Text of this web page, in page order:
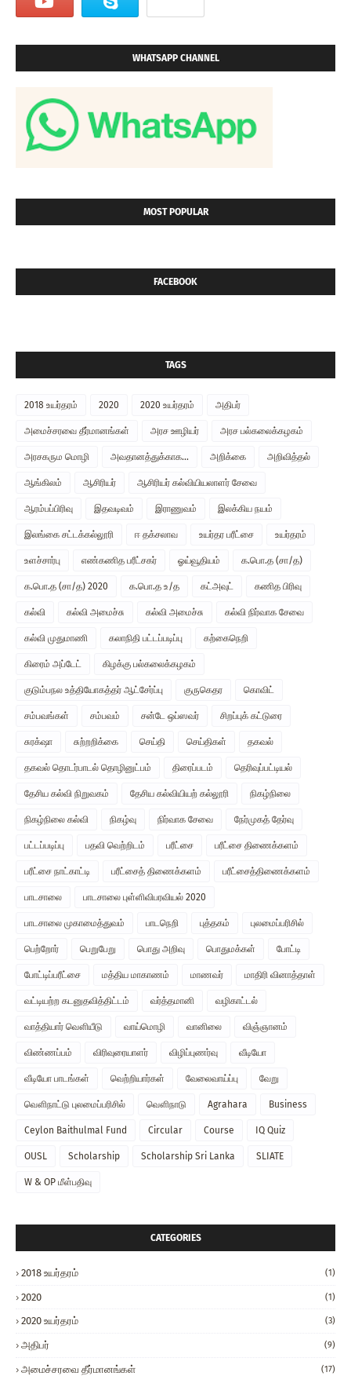
WHATSAPP CHANNEL
MOST POPULAR
FACEBOOK
TAGS
2018 உயர்தரம் 2020 2020 உயர்தரம் அதிபர்
அமைச்சரவை தீர்மானங்கள் அரச ஊழியர் அரச பல்கலைக்கழகம்
அரசகரும மொழி அவதானத்துக்காக... அறிக்கை அறிவித்தல்
ஆங்கிலம் ஆசிரியர் ஆசிரியர் கல்வியியலாளர் சேவை
ஆரம்பப்பிரிவு இதவடிவம் இராணுவம் இலக்கிய நயம்
இலங்கை சட்டக்கல்லூரி ஈ தக்சலாவ உயர்தர பரீட்சை உயர்தரம்
உளச்சார்பு எண்கணித பரீட்சகர் ஓய்வூதியம் க.பொ.த (சா/த)
க.பொ.த (சா/த) 2020 க.பொ.த உ/த கட்அவுட் கணித பிரிவு
கல்வி கல்வி அமைச்சு கல்வி அமைச்சு கல்வி நிர்வாக சேவை
கல்வி முதுமாணி கலாநிதி பட்டப்படிப்பு கற்கைநெறி
கிரைம் அப்டேட் கிழக்கு பல்கலைக்கழகம்
குடும்பநல உத்தியோகத்தர் ஆட்சேர்ப்பு குருகெதர கொவிட்
சம்பவங்கள் சம்பவம் சன்டே ஒப்ஸவர் சிறப்புக் கட்டுரை
சுரக்‌ஷா சுற்றறிக்கை செய்தி செய்திகள் தகவல்
தகவல் தொடர்பாடல் தொழினுட்பம் திரைப்படம் தெரிவுப்பட்டியல்
தேசிய கல்வி நிறுவகம் தேசிய கல்வியியற் கல்லூரி நிகழ்நிலை
நிகழ்நிலை கல்வி நிகழ்வு நிர்வாக சேவை நேர்முகத் தேர்வு
பட்டப்படிப்பு பதவி வெற்றிடம் பரீட்சை பரீட்சை திணைக்களம்
பரீட்சை நாட்காட்டி பரீட்சைத் திணைக்களம் பரீட்சைத்திணைக்களம்
பாடசாலை பாடசாலை புள்ளிவிபரவியல் 2020
பாடசாலை முகாமைத்துவம் பாடநெறி புத்தகம் புலமைப்பரிசில்
பெற்றோர் பெறுபேறு பொது அறிவு பொதுமக்கள் போட்டி
போட்டிப்பரீட்சை மத்திய மாகாணம் மாணவர் மாதிரி வினாத்தாள்
வட்டியற்ற கடனுதவித்திட்டம் வர்த்தமானி வழிகாட்டல்
வாத்தியார் வௌியீடு வாய்மொழி வானிலை விஞ்ஞானம்
விண்ணப்பம் விரிவுரையாளர் விழிப்புணர்வு வீடியோ
வீடியோ பாடங்கள் வெற்றியார்கள் வேலைவாய்ப்பு வேறு
வௌிநாட்டு புலமைப்பரிசில் வௌிநாடு Agrahara Business
Ceylon Baithulmal Fund Circular Course IQ Quiz
OUSL Scholarship Scholarship Sri Lanka SLIATE
W & OP மீள்பதிவு
CATEGORIES
2018 உயர்தரம் (1)
2020 (1)
2020 உயர்தரம் (3)
அதிபர் (9)
அமைச்சரவை தீர்மானங்கள் (17)